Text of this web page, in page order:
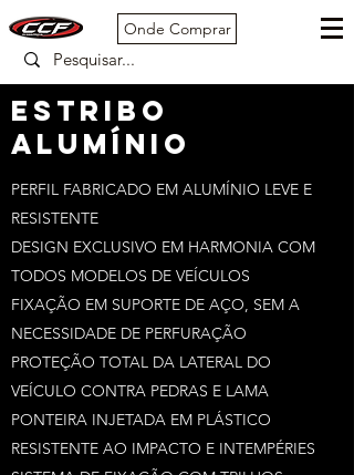
Onde Comprar
ESTRIBO
ALUMÍNIO
PERFIL FABRICADO EM ALUMÍNIO LEVE E
RESISTENTE
DESIGN EXCLUSIVO EM HARMONIA COM
TODOS MODELOS DE VEÍCULOS
FIXAÇÃO EM SUPORTE DE AÇO, SEM A
NECESSIDADE DE PERFURAÇÃO
PROTEÇÃO TOTAL DA LATERAL DO
VEÍCULO CONTRA PEDRAS E LAMA
PONTEIRA INJETADA EM PLÁSTICO
RESISTENTE AO IMPACTO E INTEMPÉRIES